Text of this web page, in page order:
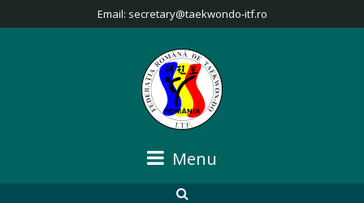
Email: secretary@taekwondo-itf.ro
Menu